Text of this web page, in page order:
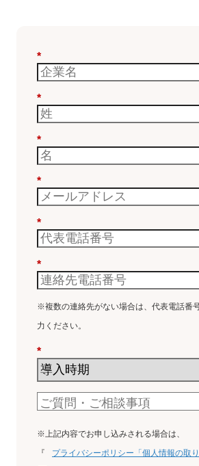
*
*
*
*
*
*
※複数の連絡先がない場合は、代表電話番
力ください。
*
※上記内容でお申し込みされる場合は、
『
プライバシーポリシー「個人情報の取